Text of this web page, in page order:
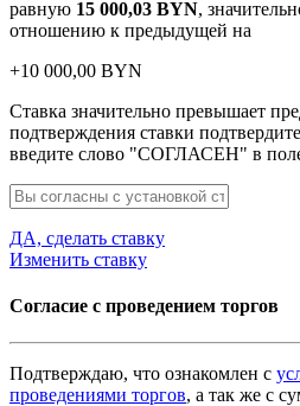
равную 15 000,03 BYN,
отношению к предыдущей на
+10 000,00 BYN
Ставка значительно превышает
подтверждения ставки
введите слово "СОГЛАСЕН" в
ДА, сделать ставку
Изменить ставку
Согласие с проведением торгов
Подтверждаю, что ознакомлен с
проведениями торгов, а так же с